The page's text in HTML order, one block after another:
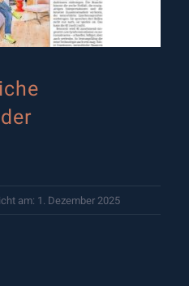
am: 1. Dezember 2025